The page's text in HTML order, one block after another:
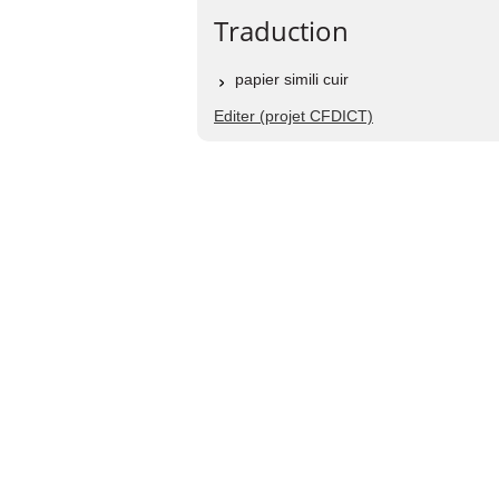
Traduction
papier simili cuir
Editer (projet CFDICT)